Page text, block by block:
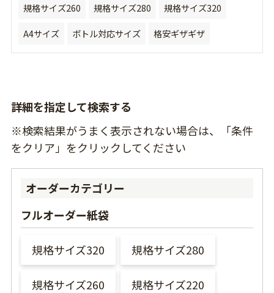
規格サイズ260 規格サイズ280
規格サイズ320
A4サイズ
ボトル対応サイズ 格安ギザギザ
詳細を指定して検索する
※検索結果がうまく表示されない場合は、「条件
をクリア」をクリックしてください
オーダーカテゴリー
フルオーダー紙袋
規格サイズ320 規格サイズ280
規格サイズ260 規格サイズ220